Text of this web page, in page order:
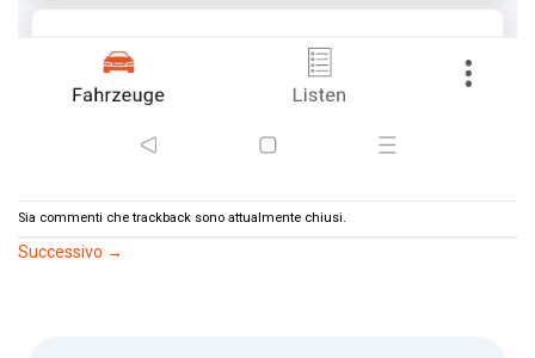
Sia commenti che trackback sono attualmente chiusi.
Successivo →